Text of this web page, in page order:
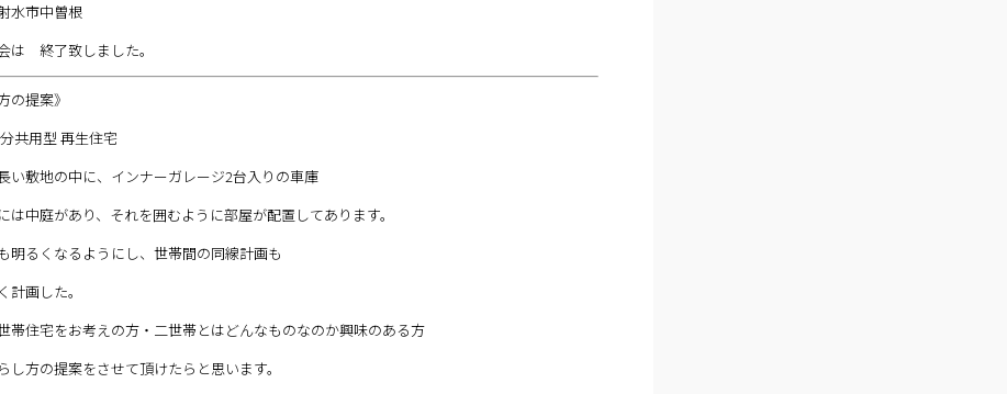
水市中曽根
終了致しました。
の提案》
共用型 再生住宅
い敷地の中に、インナーガレージ2台入りの車庫
は中庭があり、それを囲むように部屋が配置してあります。
明るくなるようにし、世帯間の同線計画も
計画した。
帯住宅をお考えの方・二世帯とはどんなものなのか興味のある方
し方の提案をさせて頂けたらと思います。